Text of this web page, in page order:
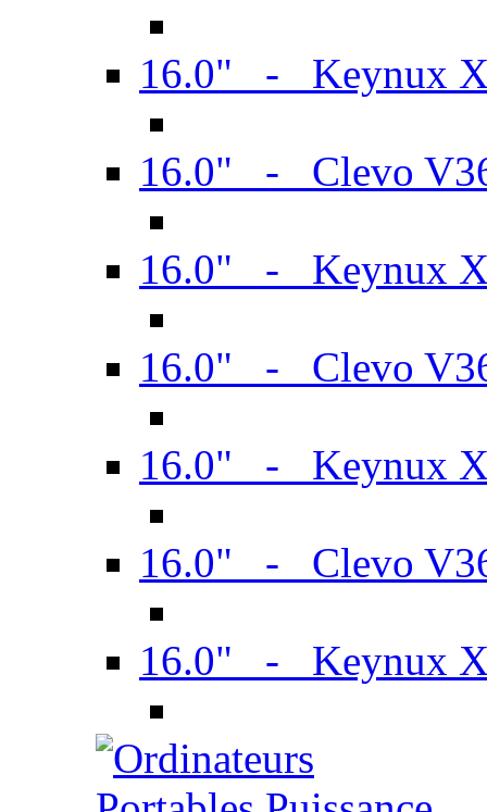
16.0" - Keynux
16.0" - Clevo
16.0" - Keynux
16.0" - Clevo
16.0" - Keynux
16.0" - Clevo
16.0" - Keynux